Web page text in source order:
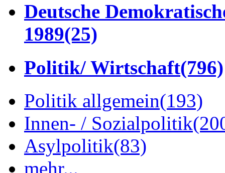
Deutsche
1989(25)
Politik/ Wirtschaft(796)
Politik allgemein(193)
Innen- / Sozialpolitik
Asylpolitik(83)
mehr...